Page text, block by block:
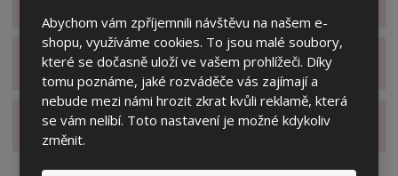
Abychom vám zpříjemnili návštěvu na našem e-
shopu, využíváme cookies. To jsou malé soubory,
které se dočasně uloží ve vašem prohlížeči. Díky
tomu poznáme, jaké rozváděče vás zajímají a
nebude mezi námi hrozit zkrat kvůli reklamě, která
se vám nelíbí. Toto nastavení je možné kdykoliv
změnit.
Zobrazit hodnocení produktu
Zobrazit alternativní produkty